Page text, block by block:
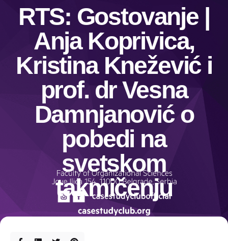
RTS: Gostovanje |
Anja Koprivica,
Kristina Knežević i
prof. dr Vesna
Damnjanović o
pobedi na
svetskom
takmičenju